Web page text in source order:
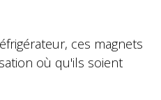
ces magnets
où qu'ils soient